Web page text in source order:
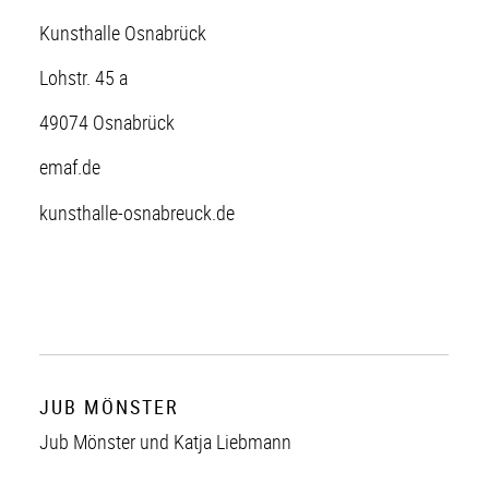
Kunsthalle Osnabrück
Lohstr. 45 a
49074 Osnabrück
emaf.de
kunsthalle-osnabreuck.de
JUB MÖNSTER
Jub Mönster und Katja Liebmann